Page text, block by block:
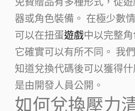
器或角色裝備。 在極少數
可以在扭蛋遊戲中以完整
它確實可以有所不同。 我
知道兌換代碼後可以獲得
是由開發人員公開。
如何兌換壓力